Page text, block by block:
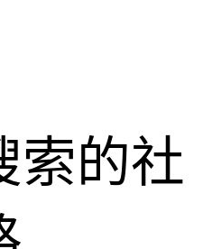
索的社